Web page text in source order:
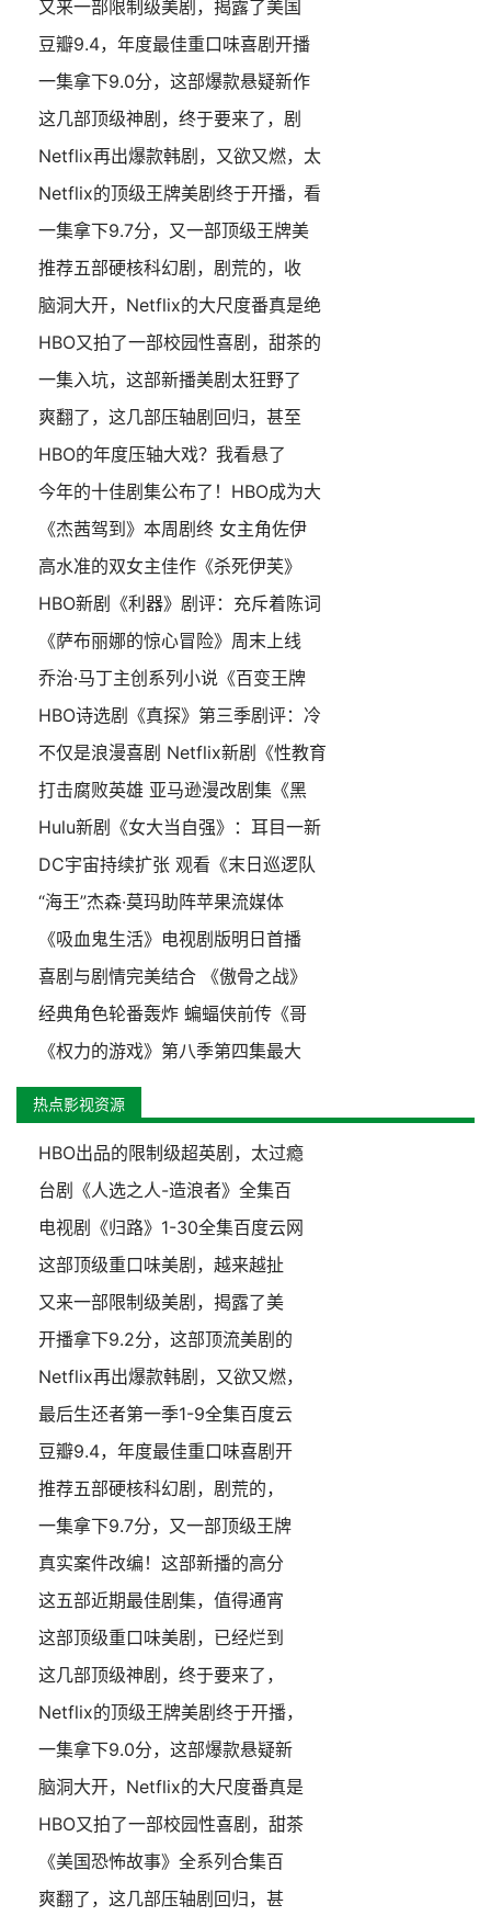
又来一部限制级美剧，揭露了美国
豆瓣9.4，年度最佳重口味喜剧开播
一集拿下9.0分，这部爆款悬疑新作
这几部顶级神剧，终于要来了，剧
Netflix再出爆款韩剧，又欲又燃，太
Netflix的顶级王牌美剧终于开播，看
一集拿下9.7分，又一部顶级王牌美
推荐五部硬核科幻剧，剧荒的，收
脑洞大开，Netflix的大尺度番真是绝
HBO又拍了一部校园性喜剧，甜茶的
一集入坑，这部新播美剧太狂野了
爽翻了，这几部压轴剧回归，甚至
HBO的年度压轴大戏？我看悬了
今年的十佳剧集公布了！HBO成为大
《杰茜驾到》本周剧终 女主角佐伊
高水准的双女主佳作《杀死伊芙》
HBO新剧《利器》剧评：充斥着陈词
《萨布丽娜的惊心冒险》周末上线
乔治·马丁主创系列小说《百变王牌
HBO诗选剧《真探》第三季剧评：冷
不仅是浪漫喜剧 Netflix新剧《性教育
打击腐败英雄 亚马逊漫改剧集《黑
Hulu新剧《女大当自强》：耳目一新
DC宇宙持续扩张 观看《末日巡逻队
“海王”杰森·莫玛助阵苹果流媒体
《吸血鬼生活》电视剧版明日首播
喜剧与剧情完美结合 《傲骨之战》
经典角色轮番轰炸 蝙蝠侠前传《哥
《权力的游戏》第八季第四集最大
热点影视资源
HBO出品的限制级超英剧，太过瘾
台剧《人选之人-造浪者》全集百
电视剧《归路》1-30全集百度云网
这部顶级重口味美剧，越来越扯
又来一部限制级美剧，揭露了美
开播拿下9.2分，这部顶流美剧的
Netflix再出爆款韩剧，又欲又燃，
最后生还者第一季1-9全集百度云
豆瓣9.4，年度最佳重口味喜剧开
推荐五部硬核科幻剧，剧荒的，
一集拿下9.7分，又一部顶级王牌
真实案件改编！这部新播的高分
这五部近期最佳剧集，值得通宵
这部顶级重口味美剧，已经烂到
这几部顶级神剧，终于要来了，
Netflix的顶级王牌美剧终于开播，
一集拿下9.0分，这部爆款悬疑新
脑洞大开，Netflix的大尺度番真是
HBO又拍了一部校园性喜剧，甜茶
《美国恐怖故事》全系列合集百
爽翻了，这几部压轴剧回归，甚